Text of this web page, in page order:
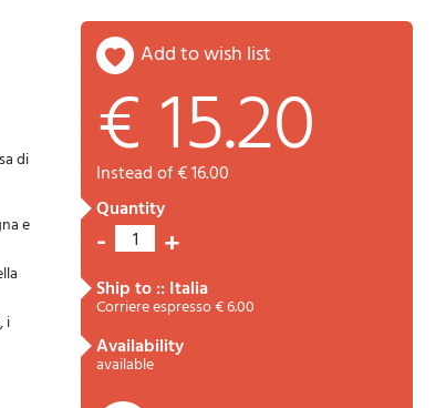
Cart
di
e
i
add to wish list
€ 15.20
instead of € 16.00
quantity
- 1 +
ship to :: Italia
Corriere espresso € 6.00
availability
available